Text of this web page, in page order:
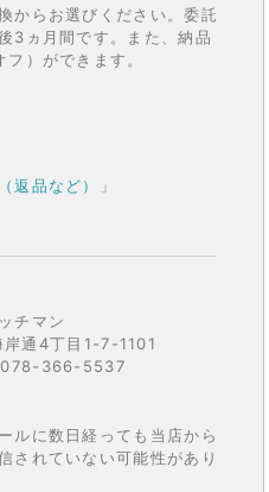
からお選びください。委託
3ヵ月間です。また、納品
）ができます。
返品など）
」
チマン
通4丁目1-7-1101
366-5537
ルに数日経っても当店から
されていない可能性があり